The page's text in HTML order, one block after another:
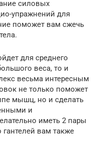
силовых
упражнений для
поможет вам сжечь
для среднего
веса, то и
весьма интересным
не только поможет
мышц, но и сделать
и
иметь 2 пары
вам также